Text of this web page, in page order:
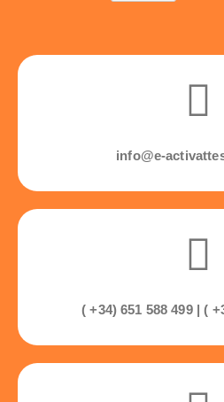
info@e-
( +34) 651 588 499 | (